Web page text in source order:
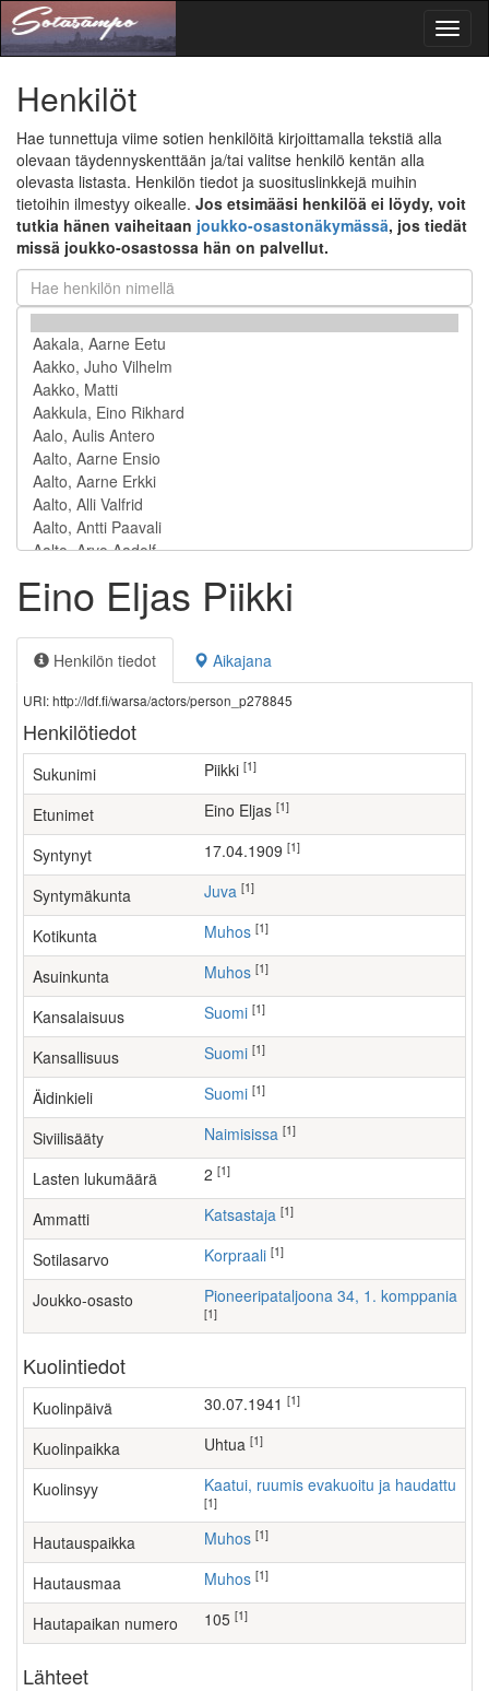
Henkilöt
Hae tunnettuja viime sotien henkilöitä kirjoittamalla tekstiä alla
olevaan täydennyskenttään ja/tai valitse henkilö kentän alla
olevasta listasta. Henkilön tiedot ja suosituslinkkejä muihin
tietoihin ilmestyy oikealle. Jos etsimääsi henkilöä ei löydy, voit
tutkia hänen vaiheitaan joukko-osastonäkymässä, jos tiedät
missä joukko-osastossa hän on palvellut.
Eino Eljas Piikki
Henkilön tiedot Aikajana
URI: http://ldf.fi/warsa/actors/person_p278845
Henkilötiedot
Sukunimi Piikki [1]
Etunimet Eino Eljas [1]
Syntynyt 17.04.1909 [1]
Syntymäkunta Juva [1]
Kotikunta Muhos [1]
Asuinkunta Muhos [1]
Kansalaisuus Suomi [1]
Kansallisuus Suomi [1]
Äidinkieli Suomi [1]
Siviilisääty Naimisissa [1]
Lasten lukumäärä [1]
Ammatti katsastaja [1]
Sotilasarvo Korpraali [1]
Joukko-osasto Pioneeripataljoona 34, 1. komppania
[1]
Kuolintiedot
Kuolinpäivä 30.07.1941 [1]
Kuolinpaikka Uhtua [1]
Kuolinsyy Kaatui, ruumis evakuoitu ja haudattu
[1]
Hautauspaikka Muhos [1]
Hautausmaa Muhos [1]
Hautapaikan numero 105 [1]
Lähteet